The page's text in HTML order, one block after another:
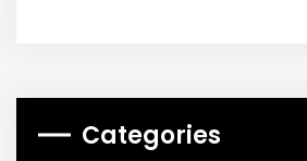
Categories